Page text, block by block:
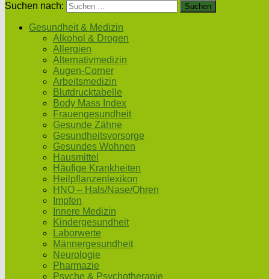
Suchen nach:
Gesundheit & Medizin
Alkohol & Drogen
Allergien
Alternativmedizin
Augen-Corner
Arbeitsmedizin
Blutdrucktabelle
Body Mass Index
Frauengesundheit
Gesunde Zähne
Gesundheitsvorsorge
Gesundes Wohnen
Hausmittel
Häufige Krankheiten
Heilpflanzenlexikon
HNO – Hals/Nase/Ohren
Impfen
Innere Medizin
Kindergesundheit
Laborwerte
Männergesundheit
Neurologie
Pharmazie
Psyche & Psychotherapie